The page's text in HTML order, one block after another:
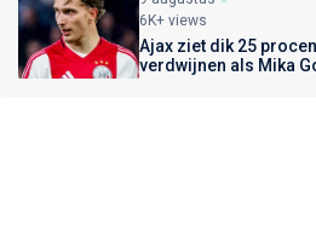
6K+ views
Ajax ziet dik 25
verdwijnen als Mika